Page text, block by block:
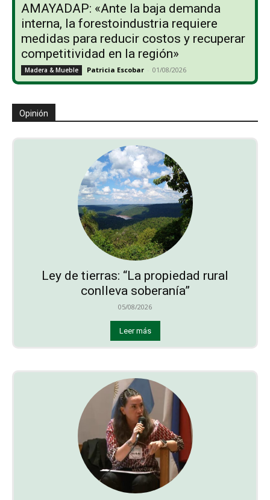
AMAYADAP: «Ante la baja demanda
interna, la forestoindustria requiere
medidas para reducir costos y recuperar
competitividad en la región»
Madera & Mueble Patricia Escobar - 01/08/2026
Opinión
Ley de tierras: “La propiedad rural
conlleva soberanía”
05/08/2026
Leer más